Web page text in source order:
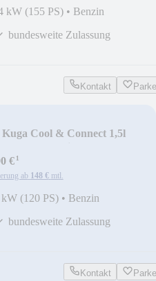
kW (155 PS) • Benzin
bundesweite Zulassung
Kontakt
Cool & Connect 1,5l
€¹
ab 148 € mtl.
(120 PS) • Benzin
bundesweite Zulassung
Kontakt